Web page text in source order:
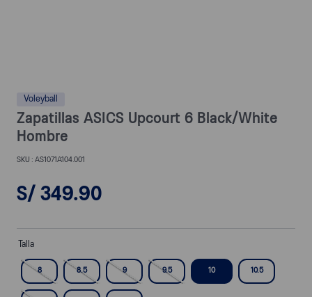
Voleyball
Zapatillas ASICS Upcourt 6 Black/White
Hombre
AS1071A104.001
S/ 349.90
Talla
8 8.5 9 9.5 10 10.5